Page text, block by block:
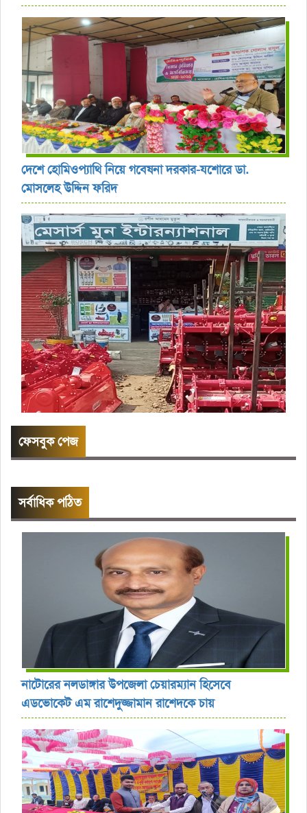
দেশে হোমিওপ্যাথি নিয়ে গবেষনা দরকার-যশোরে ডা.
মোসলেহ উদ্দিন ফরিদ
ফেসবুক পেজ
সর্বাধিক পঠিত
নাটোরের নলডাঙ্গার উপজেলা চেয়ারম্যান হিসেবে
এডভোকেট এম রাশেদুজ্জামান রাশেদকে চায়